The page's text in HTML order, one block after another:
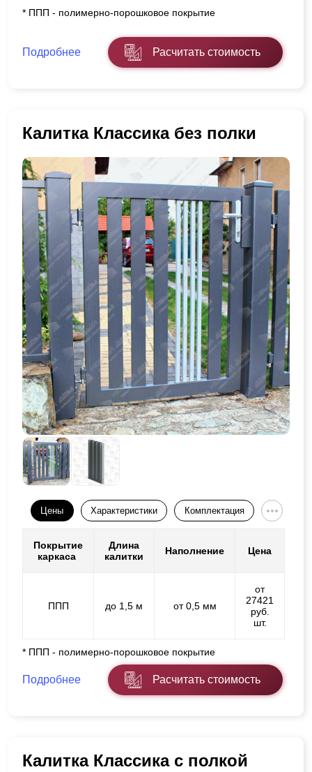
* ППП - полимерно-порошковое покрытие
Подробнее Расчитать стоимость
Калитка Классика без полки
Цены Характеристики Комплектация
Покрытие
каркаса
Длина
калитки
Наполнение Цена
ППП до 1,5 м от 0,5 мм
от
27421
руб.
шт.
* ППП - полимерно-порошковое покрытие
Подробнее Расчитать стоимость
Калитка Классика с полкой